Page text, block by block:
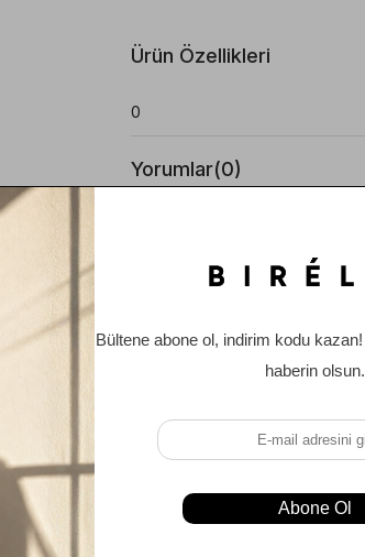
Ürün Özellikleri
0
Yorumlar(0)
Teslimat Ve İade Koşulları
Beden Kılavuzu
Favorilere Ekle